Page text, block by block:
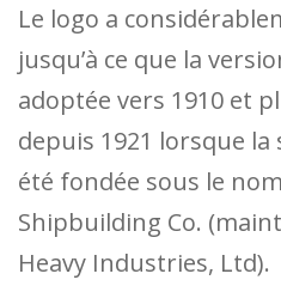
Le logo a
jusqu’à ce que la
adoptée vers 1910 et
depuis 1921 lorsque la
été fondée sous le
Shipbuilding Co.
Heavy Industries, Ltd).